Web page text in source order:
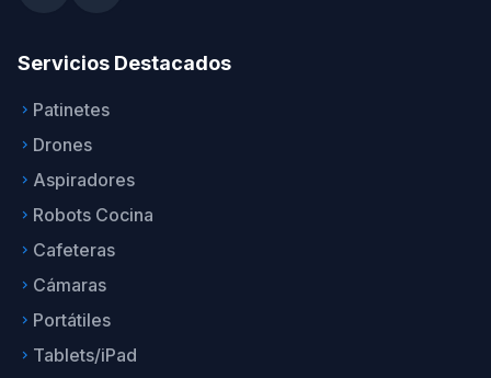
Servicios Destacados
keyboard_arrow_right Patinetes
keyboard_arrow_right Drones
keyboard_arrow_right Aspiradores
keyboard_arrow_right Robots Cocina
keyboard_arrow_right Cafeteras
keyboard_arrow_right Cámaras
keyboard_arrow_right Portátiles
keyboard_arrow_right Tablets/iPad